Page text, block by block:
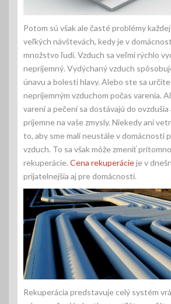
Potom sú však ale časté problémy
veľkých návštevách, kedy je v
množstvo ľudí. Vzduch sa veľmi rýchlo
nepríjemný. Vydýchaný vzduch
únavu a bolesti hlavy. Alebo ste sa
nepríjemným vzduchom počas varenia.
varení a pečení sa dostávajú do ovzdušia
príjemne na vaše zmysly. Niekedy ani
to, aby sme mali neustále v domácnosti
vzduch. To sa však môže zmeniť
rekuperácie. Cena rekuperácieje v
prijatelnejšia aj pre domácnosti.
Rekuperácia predstavuje celý systém